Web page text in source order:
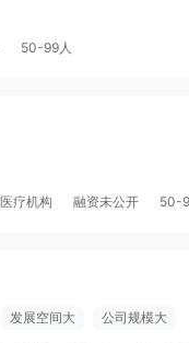
50-99人
医疗机构 融资未公开 50-
发展空间大 公司规模大